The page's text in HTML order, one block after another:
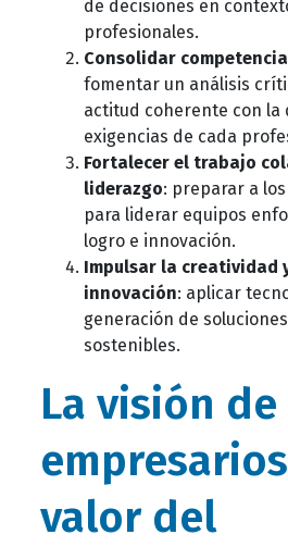
de decisiones en
profesionales.
Consolidar
fomentar un análisis
actitud coherente con la
exigencias de cada
Fortalecer el trabajo
liderazgo: preparar a
para liderar equipos
logro e innovación.
Impulsar la creatividad
innovación: aplicar
generación de
sostenibles.
La visión
valor del